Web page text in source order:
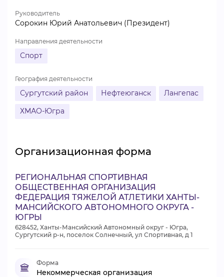
Руководитель
Сорокин Юрий Анатольевич (Президент)
Направления деятельности
Спорт
География деятельности
Сургутский район Нефтеюганск
Лангепас
ХМАО-Югра
Организационная форма
РЕГИОНАЛЬНАЯ СПОРТИВНАЯ
ОБЩЕСТВЕННАЯ ОРГАНИЗАЦИЯ
ФЕДЕРАЦИЯ ТЯЖЕЛОЙ АТЛЕТИКИ ХАНТЫ-
МАНСИЙСКОГО АВТОНОМНОГО ОКРУГА -
ЮГРЫ
628452, Ханты-Мансийский Автономный округ - Югра,
Сургутский р-н, поселок Солнечный, ул Спортивная, д 1
Форма
Некоммерческая организация